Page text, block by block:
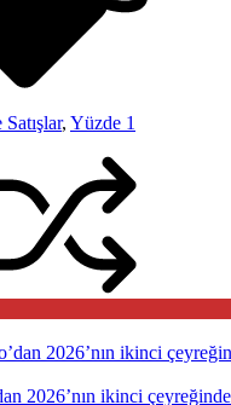
, Yüzde 1
2026’nın ikinci